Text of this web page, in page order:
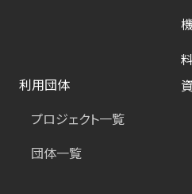
利用団体
プロジェクト一覧
団体一覧